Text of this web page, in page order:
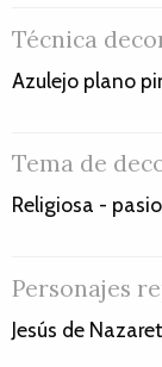
Técnica
Azulejo plano
Tema de
Religiosa -
Personajes
Jesús de Nazaret